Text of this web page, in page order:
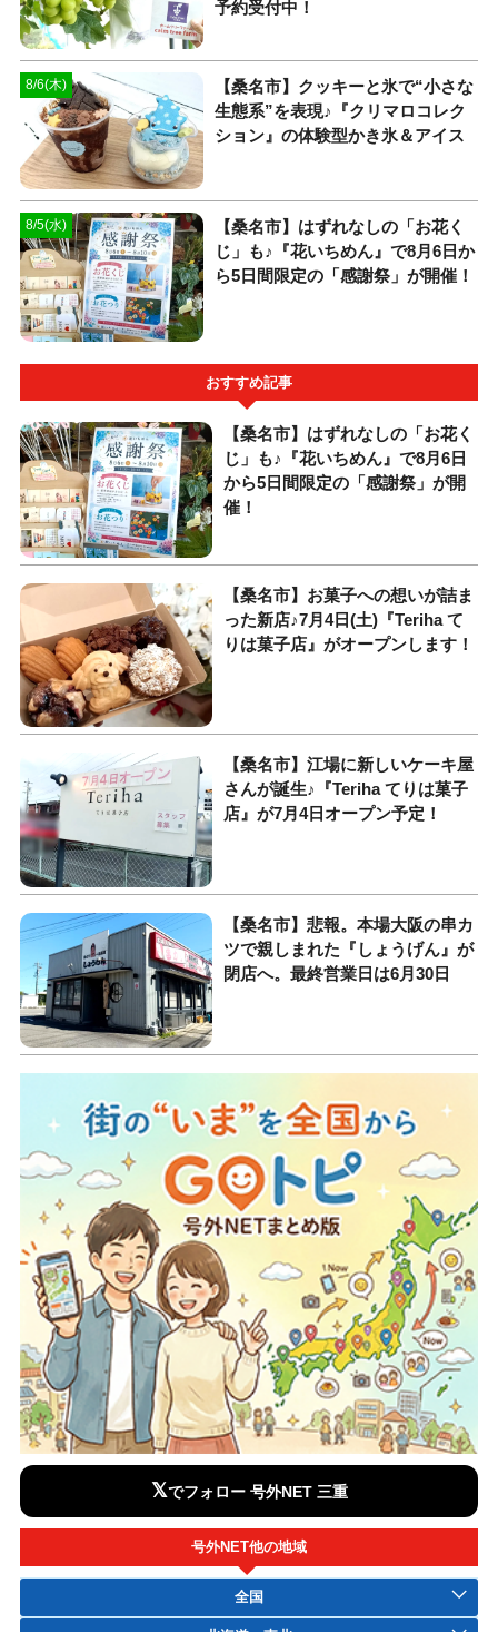
予約受付中！
8/6(木)
【桑名市】クッキーと氷で“小さな
生態系”を表現♪『クリマロコレク
ション』の体験型かき氷＆アイス
8/5(水)
【桑名市】はずれなしの「お花く
じ」も♪『花いちめん』で8月6日か
ら5日間限定の「感謝祭」が開催！
おすすめ記事
【桑名市】はずれなしの「お花く
じ」も♪『花いちめん』で8月6日
から5日間限定の「感謝祭」が開
催！
【桑名市】お菓子への想いが詰ま
った新店♪7月4日(土)『Teriha て
りは菓子店』がオープンします！
【桑名市】江場に新しいケーキ屋
さんが誕生♪『Teriha てりは菓子
店』が7月4日オープン予定！
【桑名市】悲報。本場大阪の串カ
ツで親しまれた『しょうげん』が
閉店へ。最終営業日は6月30日
𝕏でフォロー 号外NET 三重
号外NET他の地域
全国